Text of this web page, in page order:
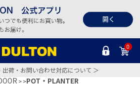
0
出荷・お問い合わせ対応について ＞
>POT・PLANTER